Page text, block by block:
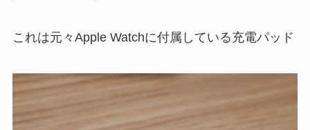
これは元々Apple Watchに付属している充電パッド